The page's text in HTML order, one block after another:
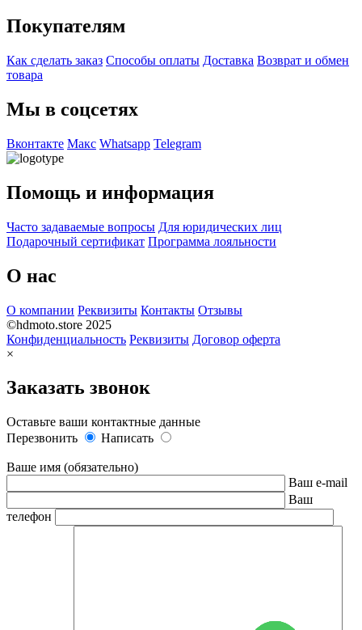
Покупателям
Как сделать заказ Способы оплаты Доставка Возврат и обмен
товара
Мы в соцсетях
Вконтакте Макс Whatsapp Telegram
Помощь и информация
Часто задаваемые вопросы Для юридических лиц
Подарочный сертификат Программа лояльности
О нас
О компании Реквизиты Контакты Отзывы
©hdmoto.store 2025
Конфиденциальность Реквизиты Договор оферта
×
Заказать звонок
Оставьте ваши контактные данные
Перезвонить
Написать
Ваше имя (обязательно)
Ваш e-mail
Ваш
телефон